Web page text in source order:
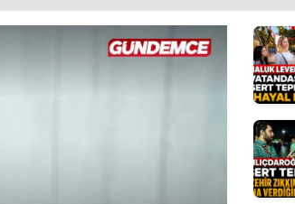
Bitlis
Bolu
Çanakkale